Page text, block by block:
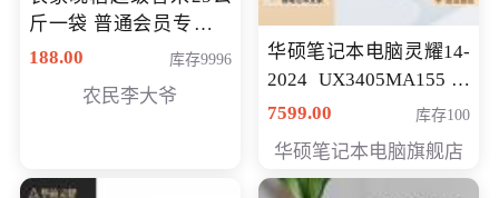
斤一袋 普通会员专享价
格178元
188.00 库存9996
农民李大爷
华硕笔记本电脑灵耀14-
2024 UX3405MA155冰
川银 oled 智慧轻薄本 会
7599.00 库存100
华硕笔记本电脑旗舰店